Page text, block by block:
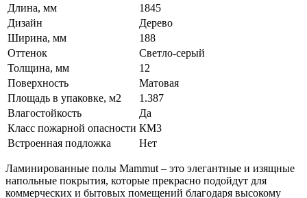
Длина, мм
1845
Дизайн
Дерево
Ширина, мм
188
Оттенок
Светло-серый
Толщина, мм
12
Поверхность
Матовая
Площадь в упаковке, м2
1.387
Влагостойкость
Да
Класс пожарной опасности КМ3
Встроенная подложка
Нет
Ламинированные полы Mammut – это элегантные и изящные
напольные покрытия, которые прекрасно подойдут для
коммерческих и бытовых помещений благодаря высокому